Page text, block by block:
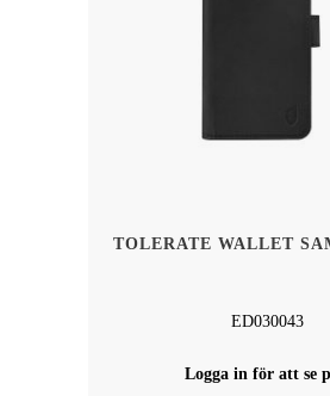
TOLERATE WALLET
ED030043
Logga in för att se